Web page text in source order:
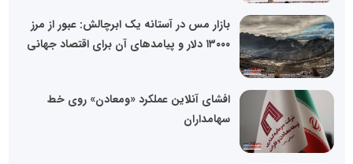
بازار مس در آستانه یک ابرچالش: عبور از مرز
۱۳۰۰۰ دلار و پیامدهای آن برای اقتصاد جهانی
افشای آنلاین عملکرد «ومعادن» روی خط
سهامداران